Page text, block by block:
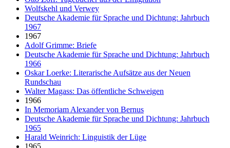
Wolfskehl und Verwey
Deutsche Akademie für Sprache und Dichtung: Jahrbuch
1967
1967
Adolf Grimme: Briefe
Deutsche Akademie für Sprache und Dichtung: Jahrbuch
1966
Oskar Loerke: Literarische Aufsätze aus der Neuen
Rundschau
Walter Magass: Das öffentliche Schweigen
1966
In Memoriam Alexander von Bernus
Deutsche Akademie für Sprache und Dichtung: Jahrbuch
1965
Harald Weinrich: Linguistik der Lüge
1965